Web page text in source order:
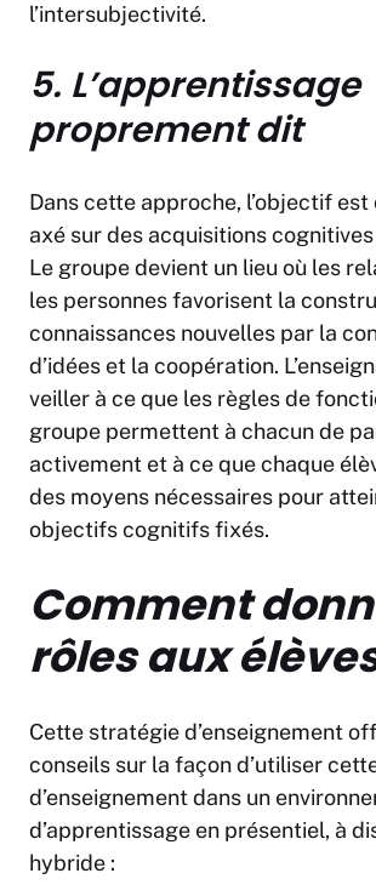
l’intersubjectivité.
5. L’apprentissage
proprement dit
Dans cette approche, l’objectif
axé sur des acquisitions
Le groupe devient un lieu où les
les personnes favorisent la
connaissances nouvelles par la
d’idées et la coopération.
veiller à ce que les règles de
groupe permettent à chacun de
activement et à ce que chaque
des moyens nécessaires pour
objectifs cognitifs fixés.
Comment
rôles aux
Cette stratégie d’enseignement
conseils sur la façon d’utiliser
d’enseignement dans un
d’apprentissage en présentiel, à
hybride :